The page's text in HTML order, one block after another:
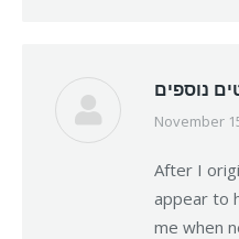
נוספים
says:
November
After I
appear to
me when